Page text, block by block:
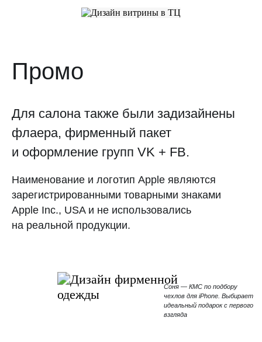
Промо
Для салона также были задизайнены
флаера, фирменный пакет
и оформление групп VK + FB.
Наименование и логотип Apple являются
зарегистрированными товарными знаками
Apple Inc., USA и не использовались
на реальной продукции.
чехлов для iPhone. Выбирает
идеальный подарок с первого